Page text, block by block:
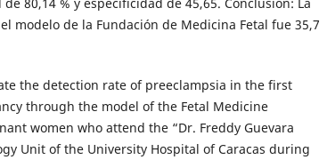
modelo de la Fundación de Medicina Fetal fue 35,7
the detection rate of preeclampsia in the first
through the model of the Fetal Medicine
women who attend the “Dr. Freddy Guevara
Unit of the University Hospital of Caracas during